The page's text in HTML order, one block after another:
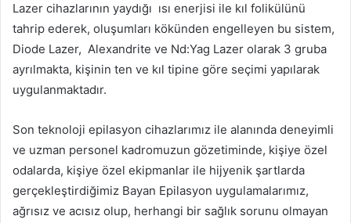
Lazer cihazlarının yaydığı ısı enerjisi ile kıl folikülünü
tahrip ederek, oluşumları kökünden engelleyen bu sistem,
Diode Lazer, Alexandrite ve Nd:Yag Lazer olarak 3 gruba
ayrılmakta, kişinin ten ve kıl tipine göre seçimi yapılarak
uygulanmaktadır.
Son teknoloji epilasyon cihazlarımız ile alanında deneyimli
ve uzman personel kadromuzun gözetiminde, kişiye özel
odalarda, kişiye özel ekipmanlar ile hijyenik şartlarda
gerçekleştirdiğimiz Bayan Epilasyon uygulamalarımız,
ağrısız ve acısız olup, herhangi bir sağlık sorunu olmayan